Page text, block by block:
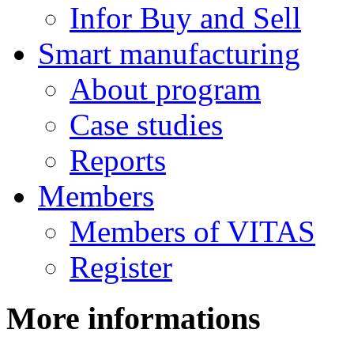
Infor Buy and Sell
Smart manufacturing
About program
Case studies
Reports
Members
Members of VITAS
Register
More informations